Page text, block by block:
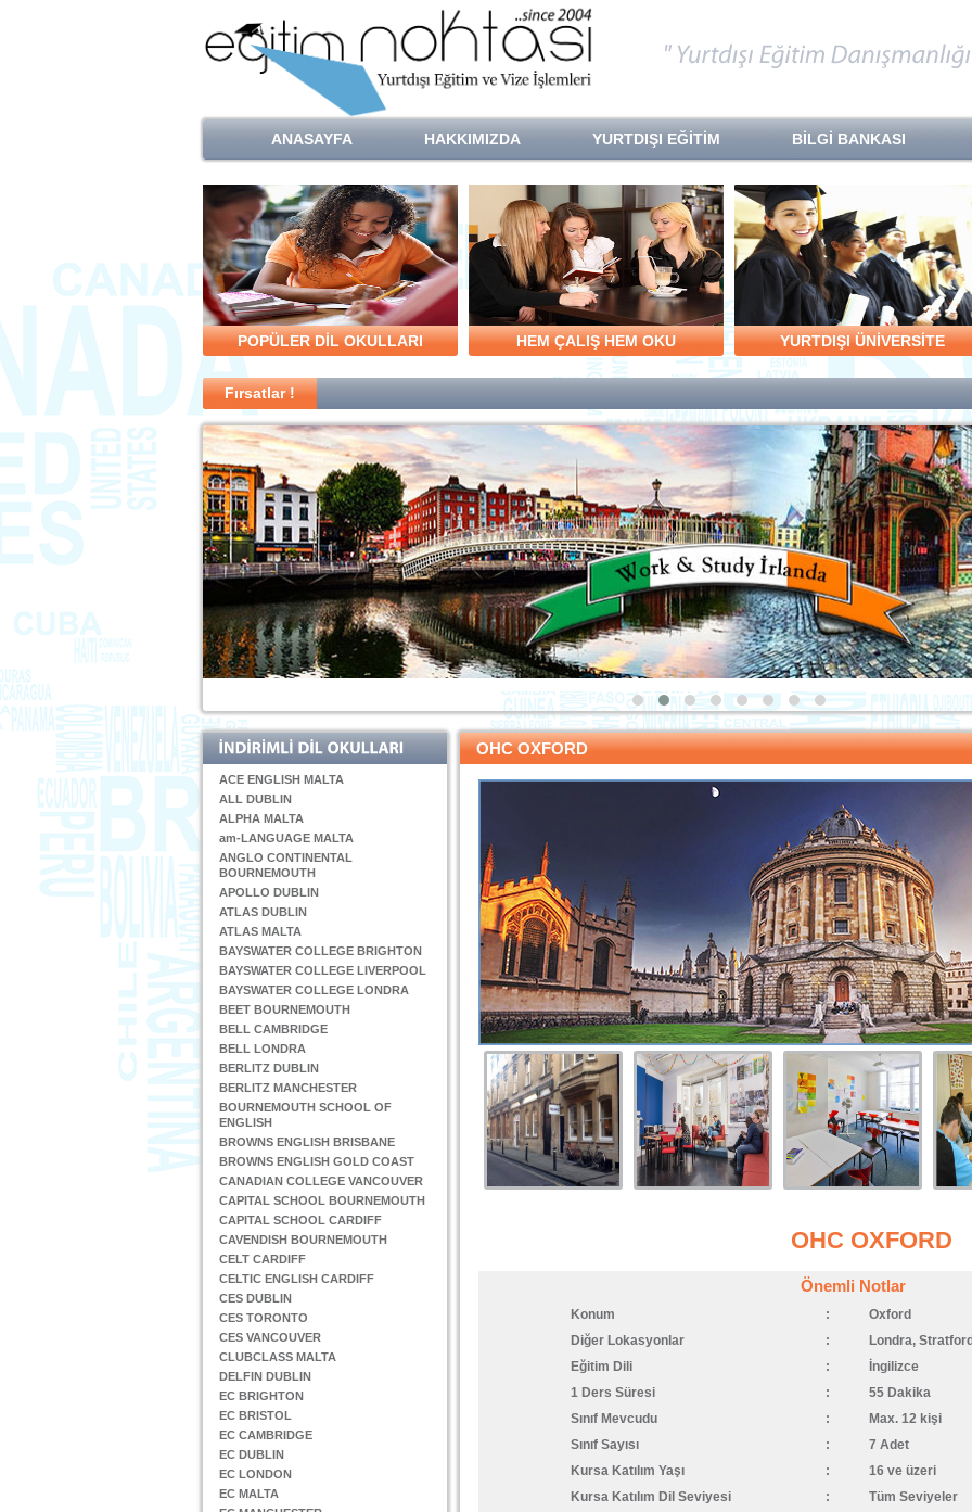
ANASAYFA HAKKIMIZDA YURTDIŞI EĞİTİM BİLGİ BANKASI
POPÜLER DİL OKULLARI HEM ÇALIŞ HEM OKU YURTDIŞI ÜNİVERSİTE
Fırsatlar !
ACE ENGLISH MALTA
ALL DUBLIN
ALPHA MALTA
am-LANGUAGE MALTA
ANGLO CONTINENTAL
BOURNEMOUTH
APOLLO DUBLIN
ATLAS DUBLIN
ATLAS MALTA
BAYSWATER COLLEGE BRIGHTON
BAYSWATER COLLEGE LIVERPOOL
BAYSWATER COLLEGE LONDRA
BEET BOURNEMOUTH
BELL CAMBRIDGE
BELL LONDRA
BERLITZ DUBLIN
BERLITZ MANCHESTER
BOURNEMOUTH SCHOOL OF
ENGLISH
BROWNS ENGLISH BRISBANE
BROWNS ENGLISH GOLD COAST
CANADIAN COLLEGE VANCOUVER
CAPITAL SCHOOL BOURNEMOUTH
CAPITAL SCHOOL CARDIFF
CAVENDISH BOURNEMOUTH
CELT CARDIFF
CELTIC ENGLISH CARDIFF
CES DUBLIN
CES TORONTO
CES VANCOUVER
CLUBCLASS MALTA
DELFIN DUBLIN
EC BRIGHTON
EC BRISTOL
EC CAMBRIDGE
EC DUBLIN
EC LONDON
EC MALTA
OHC OXFORD
OHC OXFORD
Önemli Notlar
Konum :
Oxford
Diğer Lokasyonlar
:
Londra,
Eğitim Dili
:
İngilizce
1 Ders Süresi
:
55 Dakika
Sınıf Mevcudu
:
Max. 12 kişi
Sınıf Sayısı
:
7 Adet
Kursa Katılım Yaşı
:
16 ve üzeri
Kursa Katılım Dil Seviyesi
:
Tüm Seviyeler